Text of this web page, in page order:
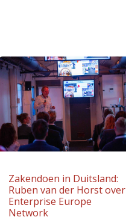
Zakendoen in Duitsland:
Ruben van der Horst over
Enterprise Europe
Network